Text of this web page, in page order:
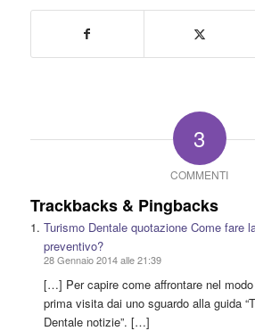
3
COMMENTI
Trackbacks & Pingbacks
Turismo Dentale quotazione Come fare
preventivo?
28 Gennaio 2014 alle 21:39
[…] Per capire come affrontare nel
prima visita dai uno sguardo alla guida
Dentale notizie”. […]